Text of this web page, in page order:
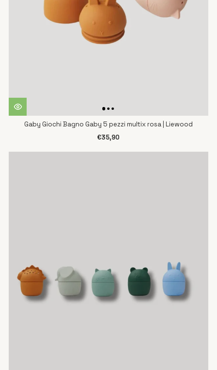
Gaby Giochi Bagno Gaby 5 pezzi multix rosa | Liewood
€35,90